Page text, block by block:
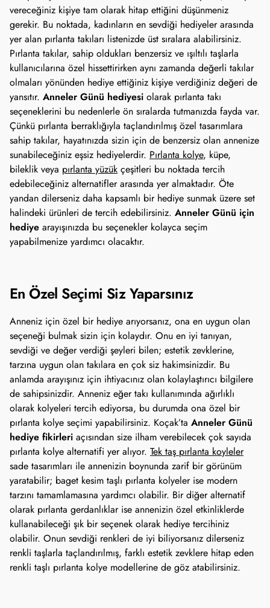
vereceğiniz kişiye tam olarak hitap ettiğini düşünmeniz
gerekir. Bu noktada, kadınların en sevdiği hediyeler arasında
yer alan pırlanta takıları listenizde üst sıralara alabilirsiniz.
Pırlanta takılar, sahip oldukları benzersiz ve ışıltılı taşlarla
kullanıcılarına özel hissettirirken aynı zamanda değerli takılar
olmaları yönünden hediye ettiğiniz kişiye verdiğiniz değeri de
yansıtır. Anneler Günü hediyesi olarak pırlanta takı
seçeneklerini bu nedenlerle ön sıralarda tutmanızda fayda var.
Çünkü pırlanta berraklığıyla taçlandırılmış özel tasarımlara
sahip takılar, hayatınızda sizin için de benzersiz olan annenize
sunabileceğiniz eşsiz hediyelerdir. Pırlanta kolye, küpe,
bileklik veya pırlanta yüzük çeşitleri bu noktada tercih
edebileceğiniz alternatifler arasında yer almaktadır. Öte
yandan dilerseniz daha kapsamlı bir hediye sunmak üzere set
halindeki ürünleri de tercih edebilirsiniz. Anneler Günü için
hediye arayışınızda bu seçenekler kolayca seçim
yapabilmenize yardımcı olacaktır.
En Özel Seçimi Siz Yaparsınız
Anneniz için özel bir hediye arıyorsanız, ona en uygun olan
seçeneği bulmak sizin için kolaydır. Onu en iyi tanıyan,
sevdiği ve değer verdiği şeyleri bilen; estetik zevklerine,
tarzına uygun olan takılara en çok siz hakimsinizdir. Bu
anlamda arayışınız için ihtiyacınız olan kolaylaştırıcı bilgilere
de sahipsinizdir. Anneniz eğer takı kullanımında ağırlıklı
olarak kolyeleri tercih ediyorsa, bu durumda ona özel bir
pırlanta kolye seçimi yapabilirsiniz. Koçak’ta Anneler Günü
hediye fikirleri açısından size ilham verebilecek çok sayıda
pırlanta kolye alternatifi yer alıyor. Tek taş pırlanta koyleler
sade tasarımları ile annenizin boynunda zarif bir görünüm
yaratabilir; baget kesim taşlı pırlanta kolyeler ise modern
tarzını tamamlamasına yardımcı olabilir. Bir diğer alternatif
olarak pırlanta gerdanlıklar ise annenizin özel etkinliklerde
kullanabileceği şık bir seçenek olarak hediye tercihiniz
olabilir. Onun sevdiği renkleri de iyi biliyorsanız dilerseniz
renkli taşlarla taçlandırılmış, farklı estetik zevklere hitap eden
renkli taşlı pırlanta kolye modellerine de göz atabilirsiniz.